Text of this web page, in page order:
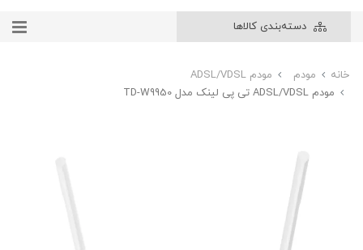
دسته‌بندی کالاها
خانه مودم
مودم ADSL/VDSL
مودم ADSL/VDSL تی پی لینک مدل TD-W9950